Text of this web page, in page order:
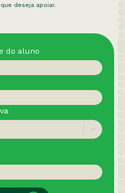
deseja apoiar.
do aluno